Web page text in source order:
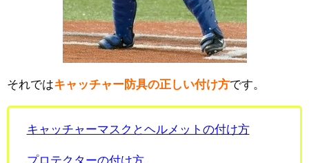
それではキャッチャー防具の正しい付け方です。
キャッチャーマスクとヘルメットの付け方
プロテクターの付け方